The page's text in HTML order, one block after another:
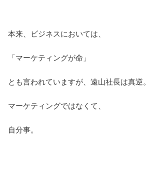
本来、ビジネスにおいては、
「マーケティングが命」
とも言われていますが、遠山社長は真逆。
マーケティングではなくて、
自分事。